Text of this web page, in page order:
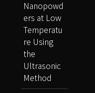
Nanopowd
ers at Low
Temperatu
re Using
the
Ultrasonic
Method